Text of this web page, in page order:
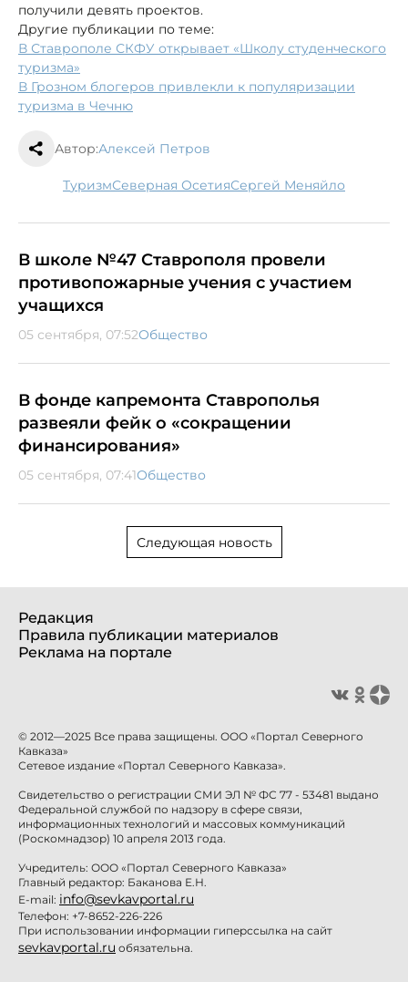
получили девять проектов.
Другие публикации по теме:
В Ставрополе СКФУ открывает «Школу студенческого
туризма»
В Грозном блогеров привлекли к популяризации
туризма в Чечню
Автор:Алексей Петров
туризм Северная Осетия Сергей Меняйло
В школе №47 Ставрополя провели
противопожарные учения с участием
учащихся
05 сентября, 07:52Общество
В фонде капремонта Ставрополья
развеяли фейк о «сокращении
финансирования»
05 сентября, 07:41Общество
Следующая новость
Редакция
Правила публикации материалов
Реклама на портале
© 2012—2025 Все права защищены. ООО «Портал Северного
Кавказа»
Сетевое издание «Портал Северного Кавказа».
Свидетельство о регистрации СМИ ЭЛ № ФС 77 - 53481 выдано
Федеральной службой по надзору в сфере связи,
информационных технологий и массовых коммуникаций
(Роскомнадзор) 10 апреля 2013 года.
Учредитель: ООО «Портал Северного Кавказа»
Главный редактор: Баканова Е.Н.
E-mail: info@sevkavportal.ru
Телефон: +7-8652-226-226
При использовании информации гиперссылка на сайт
sevkavportal.ru обязательна.